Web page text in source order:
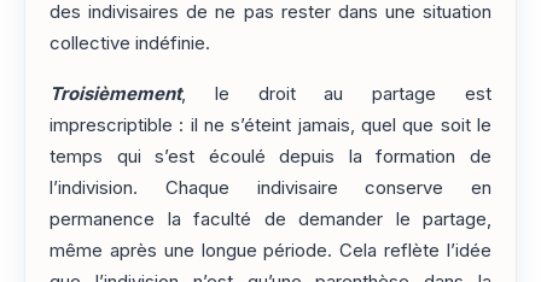
des indivisaires de ne pas rester dans une situation
collective indéfinie.
Troisièmement, le droit au partage est
imprescriptible : il ne s’éteint jamais, quel que soit le
temps qui s’est écoulé depuis la formation de
l’indivision. Chaque indivisaire conserve en
permanence la faculté de demander le partage,
même après une longue période. Cela reflète l’idée